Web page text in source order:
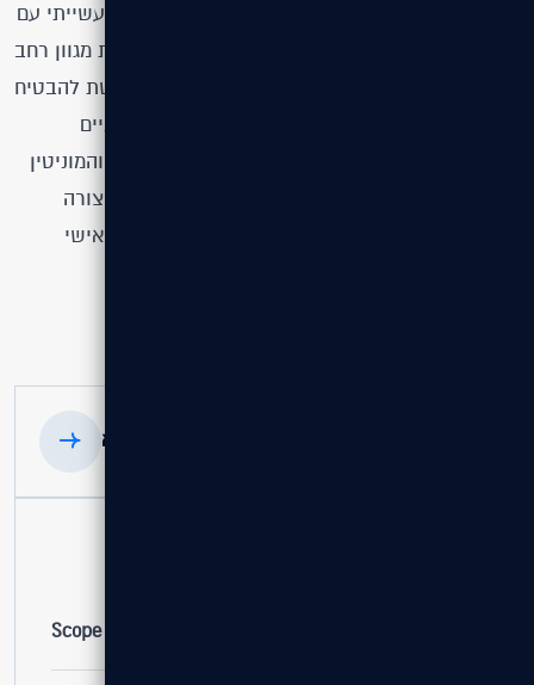
מוצרי מתכת ופתרונות הנדסיים, הפועלת בשוק התעשייתי עם
דגש על איכות, מקצועיות וחדשנות. החברה מספקת מגוון רחב
של מוצרים, כולל פתרונות מותאמים אישית, ומבקשת להבטיח
ללקוחותיה מענה מקצועי, אמין ומדויק לצרכים טכניים
מורכבים. Scope מתכות שואפת לחזק את הנראות והמוניטין
שלה בשוק, ולהציג את מגוון המוצרים והשירותים בצורה
ברורה ומזמינה, תוך מתן פתרונות חדשניים ושירות אישי
הפרויקט הבא
Scope